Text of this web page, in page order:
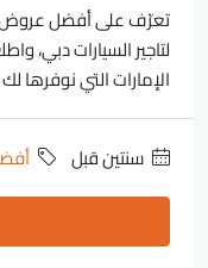
تعرّف على أفضل عروض
لتاجير السيارات دبي،
الإمارات التي نوفرها
‏سنتين قبل